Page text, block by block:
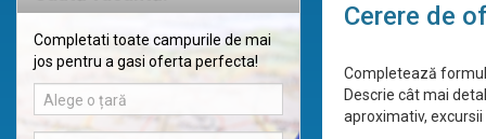
Completati toate campurile de mai
jos pentru a gasi oferta perfecta!
Alege o țară
Cerere de
Completează
Descrie cât mai
aproximativ,